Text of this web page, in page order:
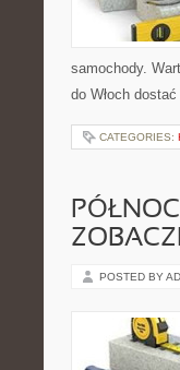
samochody.
do Włoch
CATEGORIES:
POSTED BY